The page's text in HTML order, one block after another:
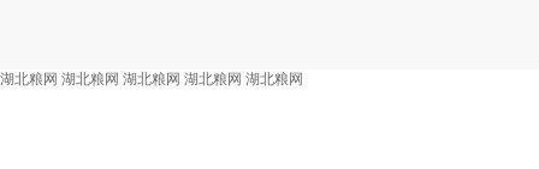
湖北粮网 湖北粮网 湖北粮网 湖北粮网 湖北粮网